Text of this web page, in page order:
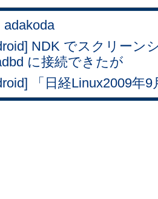
adakoda
NDK でスクリーン
に接続できたが
「日経Linux2009年